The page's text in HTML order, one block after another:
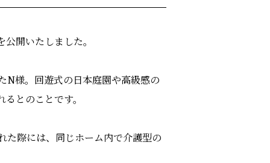
開いたしました。
N様。回遊式の日本庭園や高級感の
とのことです。
た際には、同じホーム内で介護型の